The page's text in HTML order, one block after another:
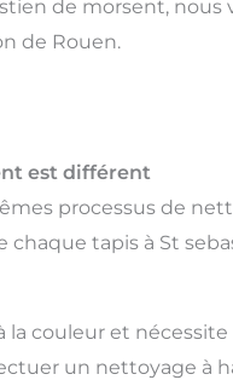
de morsent, nous
de Rouen.
est différent
processus de
tapis à St
couleur et
un nettoyage à